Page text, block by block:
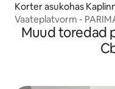
Korter asukohas
Vaateplatvorm -
Muud toredad